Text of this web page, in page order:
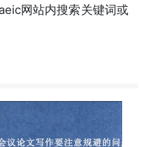
网站内搜索关键词或